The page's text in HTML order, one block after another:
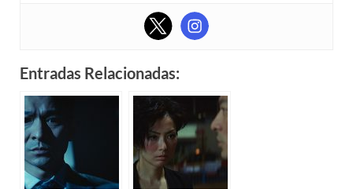
Entradas Relacionadas: